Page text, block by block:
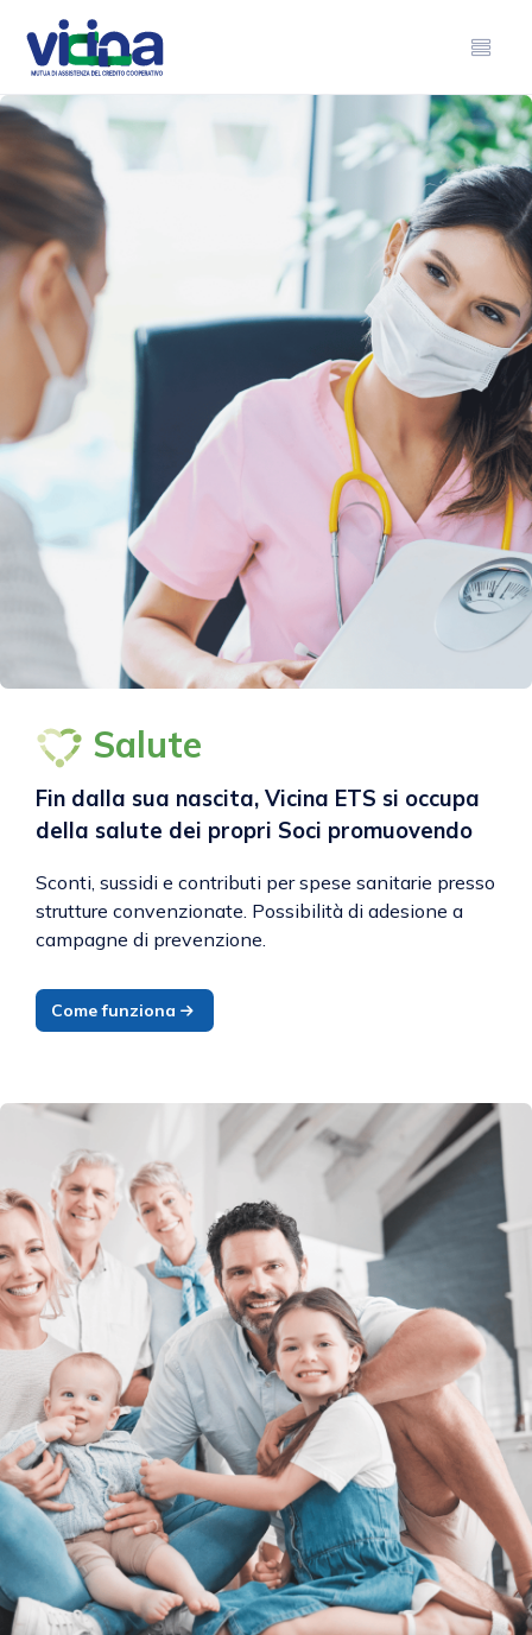
Salute
Fin dalla sua nascita, Vicina ETS si occupa
della salute dei propri Soci promuovendo
Sconti, sussidi e contributi per spese sanitarie presso
strutture convenzionate. Possibilità di adesione a
campagne di prevenzione.
Come funziona